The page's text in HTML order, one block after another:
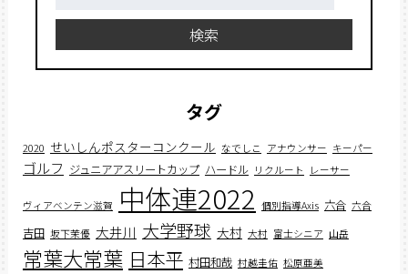
検索
タグ
2020 せいしんポスターコンクール なでしこ アナウンサー キーパー
ゴルフ ジュニアアスリートカップ ハードル リクルート レーサー
ヴィアベンテン滋賀 中体連2022 個別指導Axis 六合 六合
吉田 坂下茉優 大井川 大学野球 大村 大村 富士シニア 山岳
常葉大常葉 日本平 村田和哉 村越圭佑 松原亜美